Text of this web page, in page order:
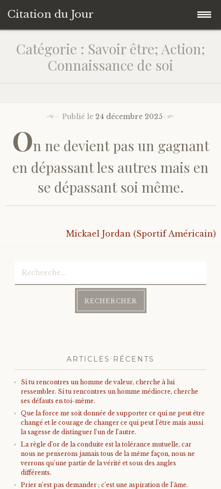
Citation du Jour
Accéder
au
principal
Accueil
Connaissance de soi
Emotions
Catégorie : Savoir être; Action;
Connaissance de soi
Publié le 24 décembre 2025
On ne devient pas un gagnant
en dépassant les autres mais en
se dépassant soi même.
Mickael Jordan (Sportif Américain)
ARTICLES RÉCENTS
Si tu rencontres un homme de valeur, cherche à lui
ressembler. Si tu rencontres un homme médiocre, cherche
ses défauts en toi-même.
Que la force me soit donnée de supporter ce qui ne peut être
changé et le courage de changer ce qui peut l’être mais aussi
la sagesse de distinguer l’un de l’autre.
La règle d’or de la conduite est la tolérance mutuelle, car
nous ne penserons jamais tous de la même façon, nous ne
verrons qu’une partie de la vérité et sous des angles
différents.
Prier n’est pas demander ; c’est une aspiration de l’âme.